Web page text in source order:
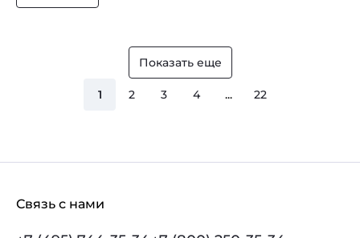
Показать еще
1 2 3 4 ... 22
Связь с нами